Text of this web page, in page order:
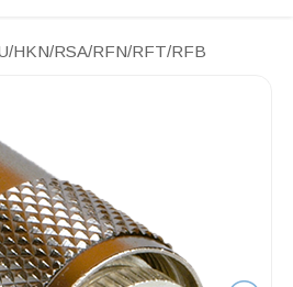
HKN/RSA/RFN/RFT/RFB